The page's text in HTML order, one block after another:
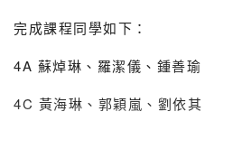
完成課程同學如下：
4A 蘇焯琳、羅潔儀、鍾善瑜
4C 黃海琳、郭穎嵐、劉依其